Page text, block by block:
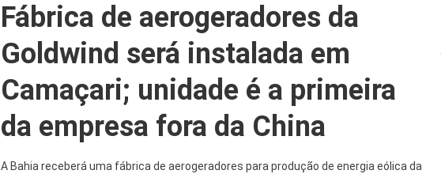
Fábrica de aerogeradores da
Goldwind será instalada em
Camaçari; unidade é a primeira
da empresa fora da China
A Bahia receberá uma fábrica de aerogeradores para produção de energia eólica da